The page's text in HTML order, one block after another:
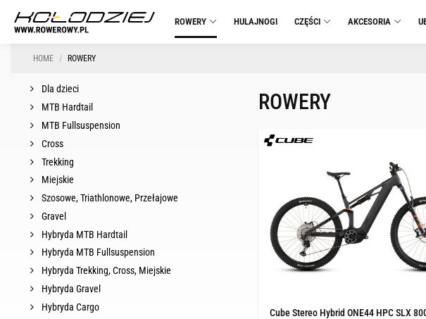
ROWERY HULAJNOGI CZĘŚCI AKCESORIA
HOME ROWERY
Dla dzieci
MTB Hardtail
MTB Fullsuspension
Cross
Trekking
Miejskie
Szosowe, Triathlonowe, Przełajowe
Gravel
Hybryda MTB Hardtail
Hybryda MTB Fullsuspension
Hybryda Trekking, Cross, Miejskie
Hybryda Gravel
Hybryda Cargo
ROWERY
Cube Stereo Hybrid ONE44 HPC SLX